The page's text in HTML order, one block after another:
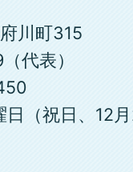
川町315
（代表）
（祝日、12